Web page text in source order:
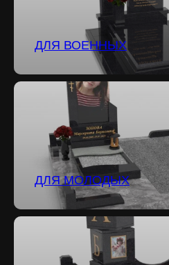
ДЛЯ ВОЕННЫХ
ДЛЯ МОЛОДЫХ